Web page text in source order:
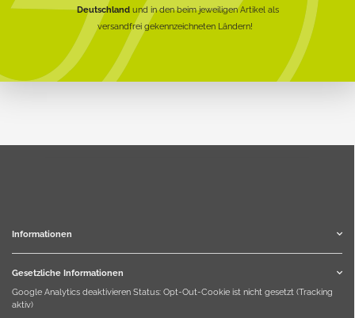
Deutschlandund in den beim jeweiligen Artikel als
versandfrei gekennzeichneten Ländern!
Informationen
Gesetzliche Informationen
Google Analytics deaktivieren Status: Opt-Out-Cookie ist nicht gesetzt (Tracking
aktiv)